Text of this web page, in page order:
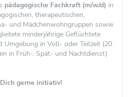
pädagogische Fachkraft (m/w/d) in
therapeutischen,
und Mädchenwohngruppen sowie
minderjährige Geflüchtete
Umgebung in Voll- oder Teilzeit (20
in Früh-, Spät- und Nachtdienst)
gerne initiativ!